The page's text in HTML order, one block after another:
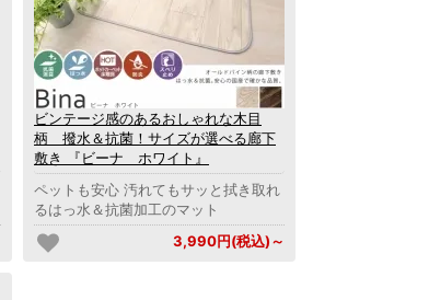
ビンテージ感のあるおしゃれな木目
柄 撥水＆抗菌！サイズが選べる廊下
敷き 『ビーナ ホワイト』
ペットも安心 汚れてもサッと拭き取れ
るはっ水＆抗菌加工のマット
3,990円(税込)～